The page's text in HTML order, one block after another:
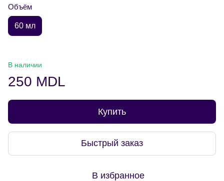
Объём
60 мл
В наличии
250 MDL
Купить
Быстрый заказ
В избранное